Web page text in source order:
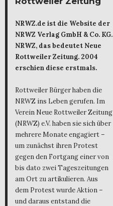
NRWZ.de ist die Website der
NRWZ Verlag GmbH & Co. KG.
NRWZ, das bedeutet Neue
Rottweiler Zeitung. 2004
erschien diese erstmals.
Rottweiler Bürger haben die
NRWZ ins Leben gerufen. Im
Verein Neue Rottweiler Zeitung
(NRWZ) e.V. haben sie sich über
mehrere Monate engagiert –
um zunächst ihren Protest
gegen den Fortgang einer von
bis dato zwei Tageszeitungen
am Ort zu artikulieren. Aus
dem Protest wurde Aktion –
und daraus entstand die